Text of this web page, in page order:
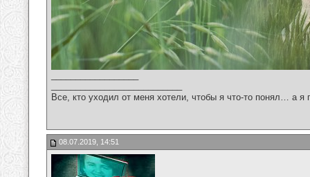
Все, кто уходил от меня хотели, чтобы я что-то понял… а
08.07.2019, 14:51